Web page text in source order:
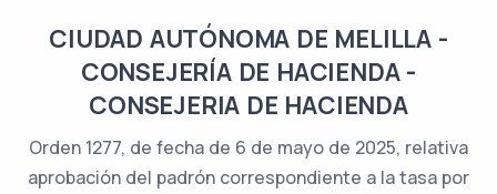
CIUDAD AUTÓNOMA DE MELILLA -
CONSEJERÍA DE HACIENDA -
CONSEJERIA DE HACIENDA
Orden 1277, de fecha de 6 de mayo de 2025, relativa
aprobación del padrón correspondiente a la tasa por